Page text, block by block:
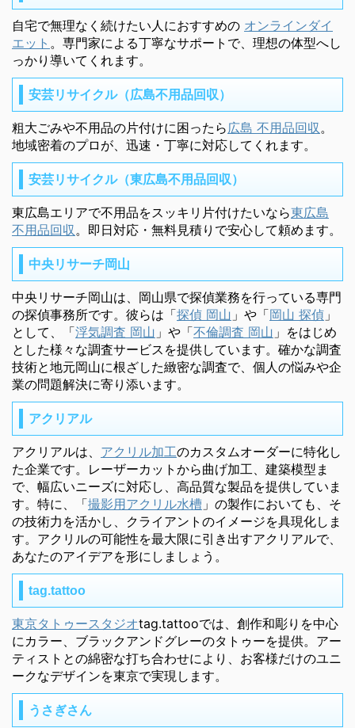
自宅で無理なく続けたい人におすすめの オンラインダイ
エット 。専門家による丁寧なサポートで、理想の体型へし
っかり導いてくれます。
安芸リサイクル（広島不用品回収）
粗大ごみや不用品の片付けに困ったら 広島 不用品回収 。
地域密着のプロが、迅速・丁寧に対応してくれます。
安芸リサイクル（東広島不用品回収）
東広島エリアで不用品をスッキリ片付けたいなら東広島
不用品回収 。即日対応・無料見積りで安心して頼めます。
中央リサーチ岡山
中央リサーチ岡山は、岡山県で探偵業務を行っている専門
の探偵事務所です。彼らは「探偵 岡山 」や「岡山 探偵 」
として、「浮気調査 岡山 」や「不倫調査 岡山 」をはじめ
とした様々な調査サービスを提供しています。確かな調査
技術と地元岡山に根ざした緻密な調査で、個人の悩みや企
業の問題解決に寄り添います。
アクリアル
アクリアルは、 アクリル加工のカスタムオーダーに特化し
た企業です。レーザーカットから曲げ加工、建築模型ま
で、幅広いニーズに対応し、高品質な製品を提供していま
す。特に、「撮影用アクリル水槽 」の製作においても、そ
の技術力を活かし、クライアントのイメージを具現化しま
す。アクリルの可能性を最大限に引き出すアクリアルで、
あなたのアイデアを形にしましょう。
tag.tattoo
東京タトゥースタジオtag.tattooでは、創作和彫りを中心
にカラー、ブラックアンドグレーのタトゥーを提供。アー
ティストとの綿密な打ち合わせにより、お客様だけのユニ
ークなデザインを東京で実現します。
うさぎさん